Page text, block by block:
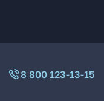
8 800 123-13-15